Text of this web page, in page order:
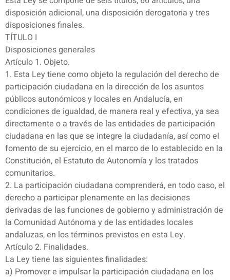
disposición adicional, una disposición derogatoria y tres
disposiciones finales.
TÍTULO I
Disposiciones generales
Artículo 1. Objeto.
1. Esta Ley tiene como objeto la regulación del derecho de
participación ciudadana en la dirección de los asuntos
públicos autonómicos y locales en Andalucía, en
condiciones de igualdad, de manera real y efectiva, ya sea
directamente o a través de las entidades de participación
ciudadana en las que se integre la ciudadanía, así como el
fomento de su ejercicio, en el marco de lo establecido en la
Constitución, el Estatuto de Autonomía y los tratados
comunitarios.
2. La participación ciudadana comprenderá, en todo caso, el
derecho a participar plenamente en las decisiones
derivadas de las funciones de gobierno y administración de
la Comunidad Autónoma y de las entidades locales
andaluzas, en los términos previstos en esta Ley.
Artículo 2. Finalidades.
La Ley tiene las siguientes finalidades:
a) Promover e impulsar la participación ciudadana en los